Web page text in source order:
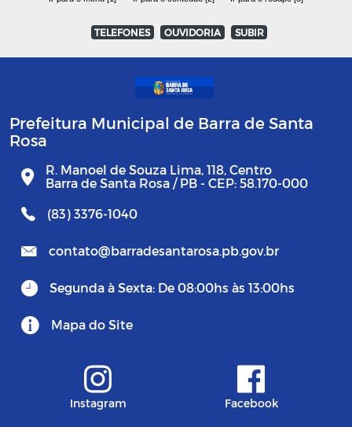
TELEFONES OUVIDORIA SUBIR
Prefeitura Municipal de Barra de Santa
Rosa
R. Manoel de Souza Lima, 118, Centro
Barra de Santa Rosa / PB - CEP: 58.170-000
(83) 3376-1040
contato@barradesantarosa.pb.gov.br
Segunda à Sexta: De 08:00hs às 13:00hs
Mapa do Site
Instagram Facebook